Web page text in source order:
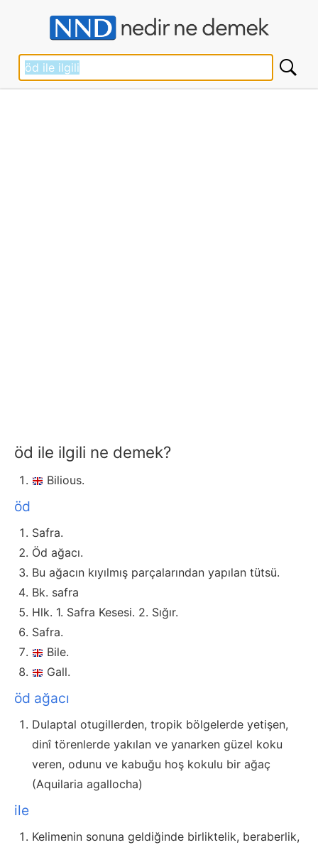
öd ile ilgili ne demek?
Bilious.
öd
Safra.
Öd ağacı.
Bu ağacın kıyılmış parçalarından yapılan tütsü.
Bk. safra
Hlk. 1. Safra Kesesi. 2. Sığır.
Safra.
Bile.
Gall.
öd ağacı
Dulaptal otugillerden, tropik bölgelerde yetişen,
dinî törenlerde yakılan ve yanarken güzel koku
veren, odunu ve kabuğu hoş kokulu bir ağaç
(Aquilaria agallocha)
ile
Kelimenin sonuna geldiğinde birliktelik, beraberlik,